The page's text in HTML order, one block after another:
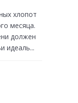
хлопот
месяца.
должен
идеаль...